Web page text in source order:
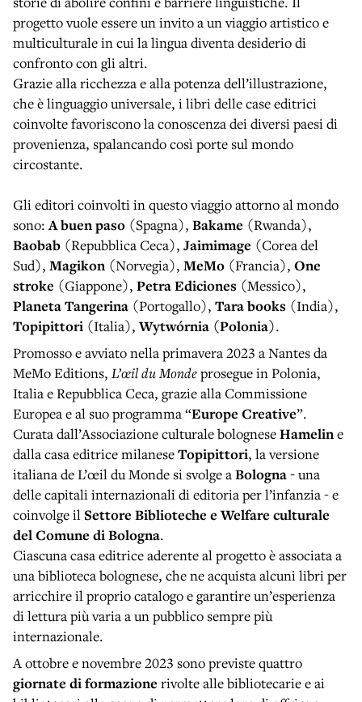
progetto vuole essere un invito a un viaggio artistico e
multiculturale in cui la lingua diventa desiderio di
confronto con gli altri.
Grazie alla ricchezza e alla potenza dell’illustrazione,
che è linguaggio universale, i libri delle case editrici
coinvolte favoriscono la conoscenza dei diversi paesi di
provenienza, spalancando così porte sul mondo
circostante.
Gli editori coinvolti in questo viaggio attorno al mondo
sono:A buen paso (Spagna), Bakame (Rwanda),
Baobab (Repubblica Ceca), Jaimimage (Corea del
Sud), Magikon (Norvegia), MeMo (Francia), One
stroke (Giappone), Petra Ediciones (Messico),
Planeta Tangerina (Portogallo), Tara books (India),
Topipittori (Italia),Wytwórnia (Polonia).
Promosso e avviato nella primavera 2023 a Nantes da
MeMo Editions, L’œil du Mondeprosegue in Polonia,
Italia e Repubblica Ceca, grazie alla Commissione
Europea e al suo programma “Europe Creative”.
Curata dall’Associazione culturale bologneseHameline
dalla casa editrice milaneseTopipittori, la versione
italiana de L’œil du Monde si svolge aBologna -una
delle capitali internazionali di editoria per l’infanzia - e
coinvolge il Settore Biblioteche e Welfare culturale
del Comune di Bologna.
Ciascuna casa editrice aderente al progetto è associata a
una biblioteca bolognese, che ne acquista alcuni libri per
arricchire il proprio catalogo e garantire un’esperienza
di lettura più varia a un pubblico sempre più
internazionale.
A ottobre e novembre 2023 sono previste quattro
giornate di formazione rivolte alle bibliotecarie e ai